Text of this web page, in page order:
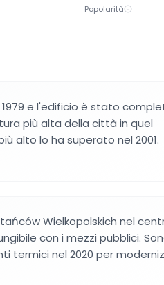
Popolarità
e l'edificio è stato
più alta della città in quel
alto lo ha superato nel 2001.
Wielkopolskich nel
con i mezzi pubblici.
termici nel 2020 per